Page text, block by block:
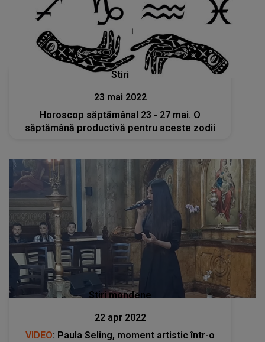
Stiri
23 mai 2022
Horoscop săptămânal 23 - 27 mai. O
săptămână productivă pentru aceste zodii
Stiri mondene
22 apr 2022
VIDEO: Paula Seling, moment artistic într-o